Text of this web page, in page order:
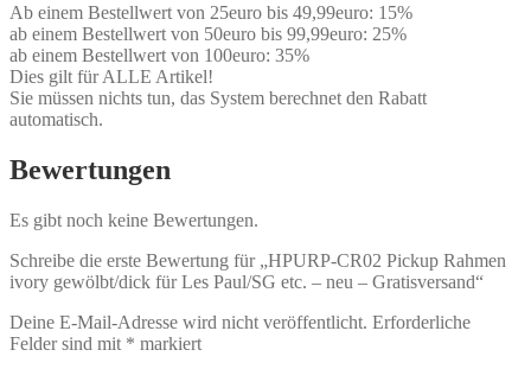
Ab einem Bestellwert von 25euro bis 49,99euro: 15%
ab einem Bestellwert von 50euro bis 99,99euro: 25%
ab einem Bestellwert von 100euro: 35%
Dies gilt für ALLE Artikel!
Sie müssen nichts tun, das System berechnet den Rabatt
automatisch.
Bewertungen
Es gibt noch keine Bewertungen.
Schreibe die erste Bewertung für „HPURP-CR02 Pickup Rahmen
ivory gewölbt/dick für Les Paul/SG etc. – neu – Gratisversand“
Deine E-Mail-Adresse wird nicht veröffentlicht. Erforderliche
Felder sind mit * markiert